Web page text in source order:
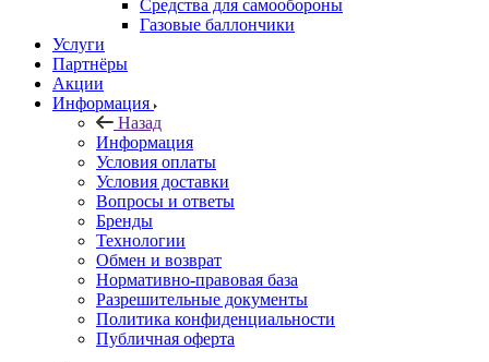
Средства для самообороны
Газовые баллончики
Услуги
Партнёры
Акции
Информация
Назад
Информация
Условия оплаты
Условия доставки
Вопросы и ответы
Бренды
Технологии
Обмен и возврат
Нормативно-правовая база
Разрешительные документы
Политика конфиденциальности
Публичная оферта